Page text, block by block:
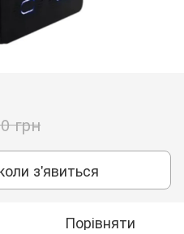
грн
з'явиться
Порівняти